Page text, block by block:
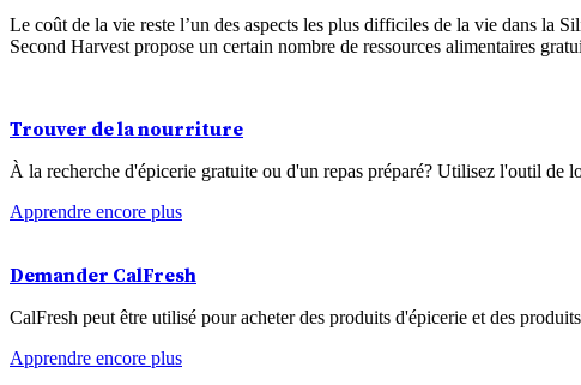
Le coût de la vie reste l’un des aspects les plus difficiles de la vie dans la
Second Harvest propose un certain nombre de ressources alimentaires
Trouver de la nourriture
À la recherche d'épicerie gratuite ou d'un repas préparé? Utilisez l'outil de
Apprendre encore plus
Demander CalFresh
CalFresh peut être utilisé pour acheter des produits d'épicerie et des
Apprendre encore plus